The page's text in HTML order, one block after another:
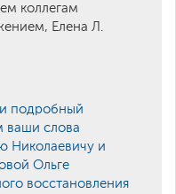
коллегам
Елена Л.
подробный
ваши слова
Николаевичу и
Ольге
восстановления